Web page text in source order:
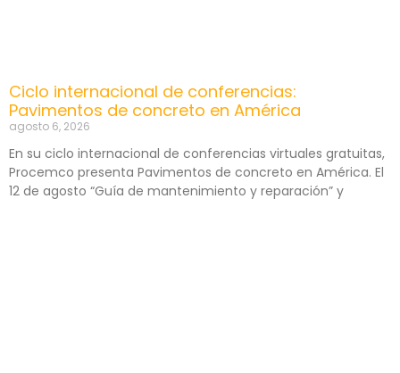
Ciclo internacional de conferencias:
Pavimentos de concreto en América
agosto 6, 2026
En su ciclo internacional de conferencias virtuales gratuitas,
Procemco presenta Pavimentos de concreto en América. El
12 de agosto “Guía de mantenimiento y reparación” y